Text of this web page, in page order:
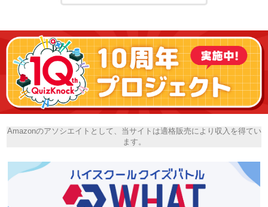
Amazonのアソシエイトとして、当サイトは適格販売により収入を得てい
ます。